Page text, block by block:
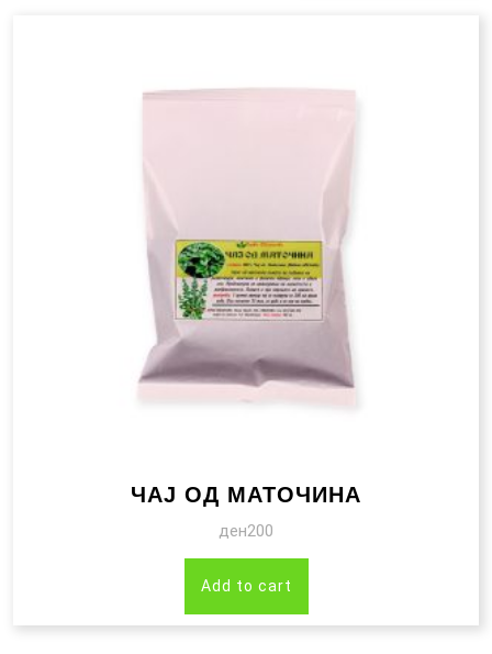
ЧАЈ ОД МАТОЧИНА
ден200
Add to cart